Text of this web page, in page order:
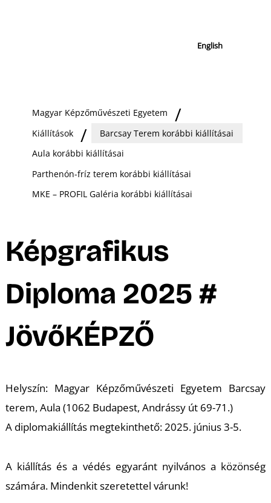
English
Magyar Képzőművészeti Egyetem
Kiállítások
Barcsay Terem korábbi kiállításai
Aula korábbi kiállításai
Parthenón-fríz terem korábbi kiállításai
MKE – PROFIL Galéria korábbi kiállításai
Képgrafikus
Diploma 2025 #
JövőKÉPZŐ
Helyszín: Magyar Képzőművészeti Egyetem Barcsay
terem, Aula (1062 Budapest, Andrássy út 69-71.)
A diplomakiállítás megtekinthető: 2025. június 3-5.
A kiállítás és a védés egyaránt nyilvános a közönség
számára. Mindenkit szeretettel várunk!